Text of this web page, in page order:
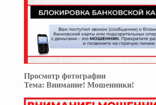
Просмотр фотографии
Тема: Внимание! Мошенники!